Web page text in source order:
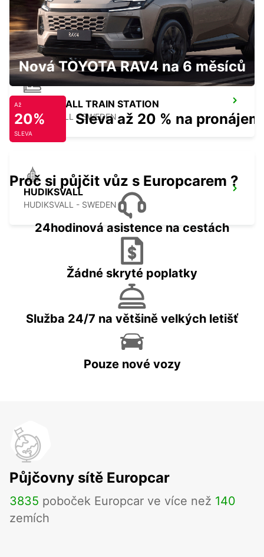
ORNSKOLDSVIK
ORNSKOLDSVIK - SWEDEN
HUDIKSVALL TRAIN STATION
HUDIKSVALL - SWEDEN
HUDIKSVALL
HUDIKSVALL - SWEDEN
Nová TOYOTA RAV4 na 6 měsíců
Až
20%
SLEVA
Sleva až 20 % na pronájem
Proč si půjčit vůz s Europcarem ?
24hodinová asistence na cestách
Žádné skryté poplatky
Služba 24/7 na většině velkých letišť
Pouze nové vozy
Půjčovny sítě Europcar
3835 poboček Europcar ve více než 140
zemích